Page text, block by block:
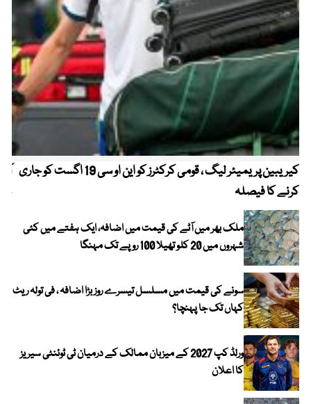
کیریبین پریمیئر لیگ ، قومی کرکٹرز کو این او سی 19 اگست کو جاری
کرنے کا فیصلہ
ملک بھر میں آٹے کی قیمت میں اضافہ، ایک ہفتے میں کئی
شہروں میں 20 کلو تھیلا 100 روپے تک مہنگا
سونے کی قیمت میں مسلسل تیسرے روز بڑا اضافہ ، فی تولہ ریٹ
کہاں تک جا پہنچا؟
ورلڈ کپ 2027 کے میزبان ممالک کے درمیان ٹی ٹوئنٹی سیریز
کا اعلان